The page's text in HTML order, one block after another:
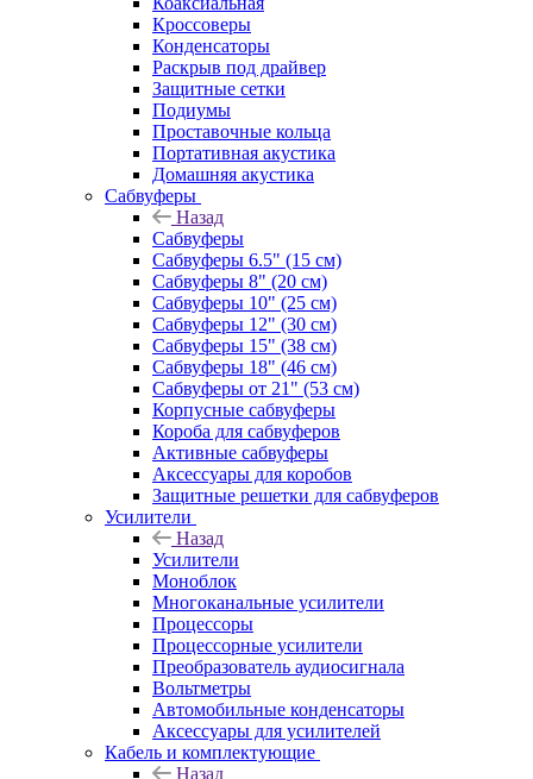
Кроссоверы
Конденсаторы
Раскрыв под драйвер
Защитные сетки
Подиумы
Проставочные кольца
Портативная акустика
Домашняя акустика
Сабвуферы
Назад
Сабвуферы
Сабвуферы 6.5" (15 см)
Сабвуферы 8" (20 см)
Сабвуферы 10" (25 см)
Сабвуферы 12" (30 см)
Сабвуферы 15" (38 см)
Сабвуферы 18" (46 см)
Сабвуферы от 21" (53 см)
Корпусные сабвуферы
Короба для сабвуферов
Активные сабвуферы
Аксессуары для коробов
Защитные решетки для сабвуферов
Усилители
Назад
Усилители
Моноблок
Многоканальные усилители
Процессоры
Процессорные усилители
Преобразователь аудиосигнала
Вольтметры
Автомобильные конденсаторы
Аксессуары для усилителей
Кабель и комплектующие
Назад